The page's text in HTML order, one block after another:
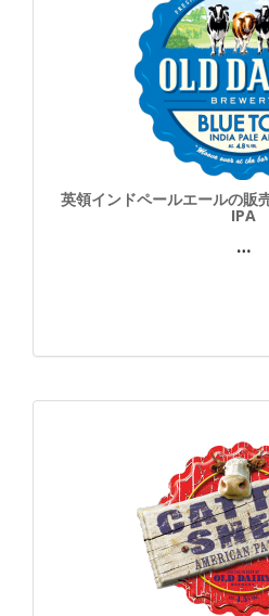
英領インドペールエールの販
IPA
…